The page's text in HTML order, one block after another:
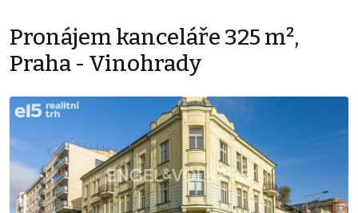
Pronájem kanceláře 325 m²,
Praha - Vinohrady